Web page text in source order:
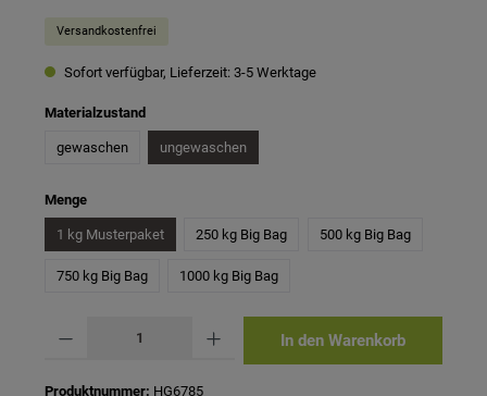
Versandkostenfrei
Sofort verfügbar, Lieferzeit: 3-5 Werktage
Materialzustandauswählen
gewaschen ungewaschen
Mengeauswählen
1 kg Musterpaket 250 kg Big Bag 500 kg Big Bag
750 kg Big Bag 1000 kg Big Bag
In den Warenkorb
Produktnummer: HG6785